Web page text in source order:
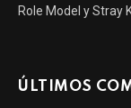
Role Model y Stray
ÚLTIMOS